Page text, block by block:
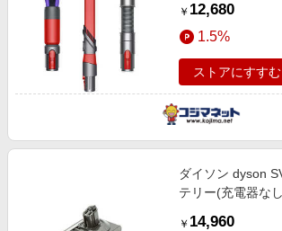
￥ 12,680
1.5%
ストアにすすむ
ダイソン dyson
テリー(充電器な
￥ 14,960